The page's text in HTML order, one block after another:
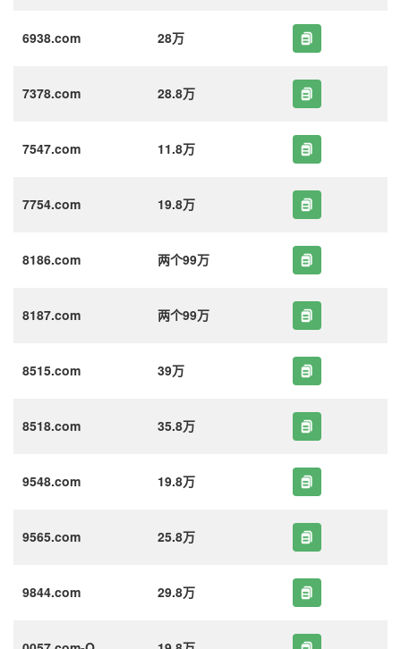
6938.com 28万
7378.com 28.8万
7547.com 11.8万
7754.com 19.8万
8186.com 两个99万
8187.com 两个99万
8515.com 39万
8518.com 35.8万
9548.com 19.8万
9565.com 25.8万
9844.com 29.8万